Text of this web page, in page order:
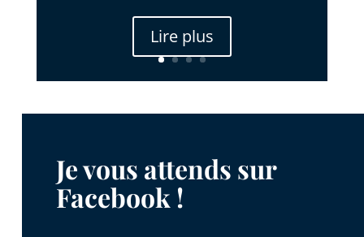
Lire plus
Je vous attends sur
Facebook !